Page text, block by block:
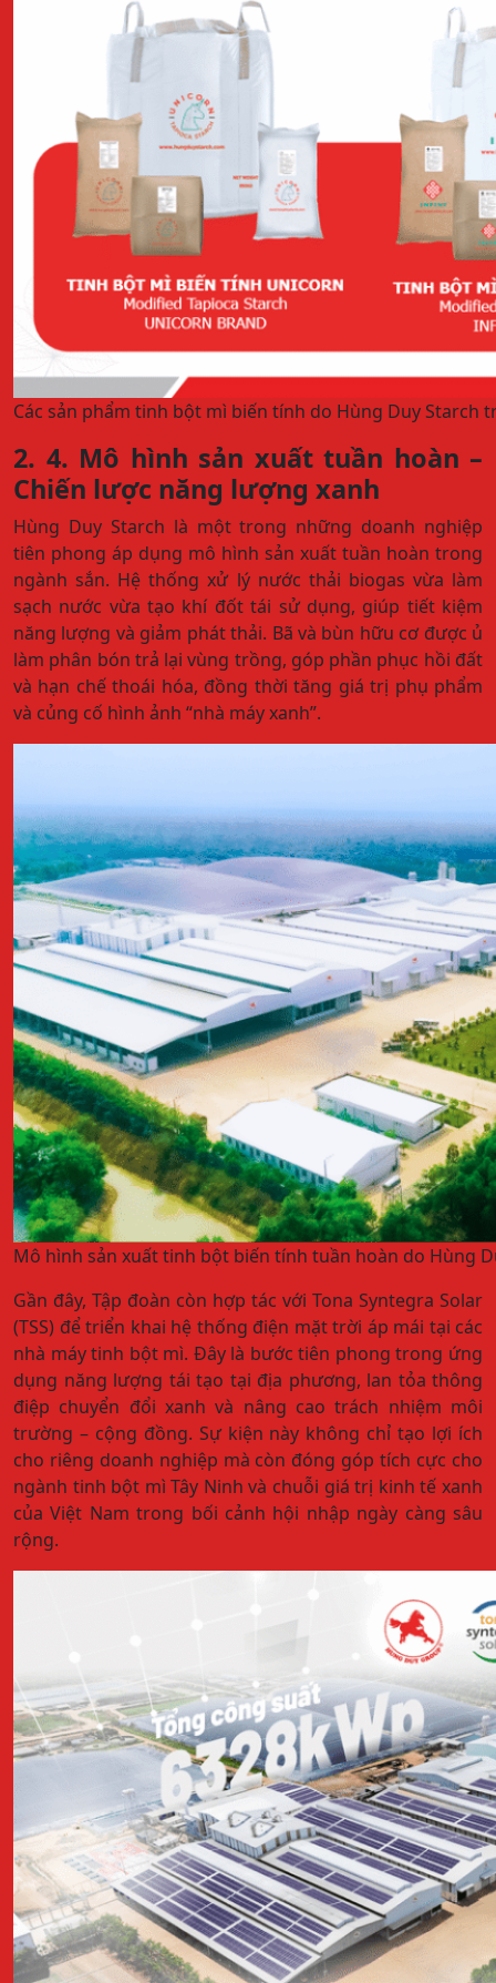
Các sản phẩm tinh bột mì biến tính do Hùng Duy Starch
2. 4. Mô hình sản xuất tuần hoàn –
Chiến lược năng lượng xanh
Hùng Duy Starch là một trong những doanh nghiệp
tiên phong áp dụng mô hình sản xuất tuần hoàn trong
ngành sắn. Hệ thống xử lý nước thải biogas vừa làm
sạch nước vừa tạo khí đốt tái sử dụng, giúp tiết kiệm
năng lượng và giảm phát thải. Bã và bùn hữu cơ được ủ
làm phân bón trả lại vùng trồng, góp phần phục hồi đất
và hạn chế thoái hóa, đồng thời tăng giá trị phụ phẩm
và củng cố hình ảnh “nhà máy xanh”.
Mô hình sản xuất tinh bột biến tính tuần hoàn do Hùng
Gần đây, Tập đoàn còn hợp tác với Tona Syntegra Solar
(TSS) để triển khai hệ thống điện mặt trời áp mái tại các
nhà máy tinh bột mì. Đây là bước tiên phong trong ứng
dụng năng lượng tái tạo tại địa phương, lan tỏa thông
điệp chuyển đổi xanh và nâng cao trách nhiệm môi
trường – cộng đồng. Sự kiện này không chỉ tạo lợi ích
cho riêng doanh nghiệp mà còn đóng góp tích cực cho
ngành tinh bột mì Tây Ninh và chuỗi giá trị kinh tế xanh
của Việt Nam trong bối cảnh hội nhập ngày càng sâu
rộng.